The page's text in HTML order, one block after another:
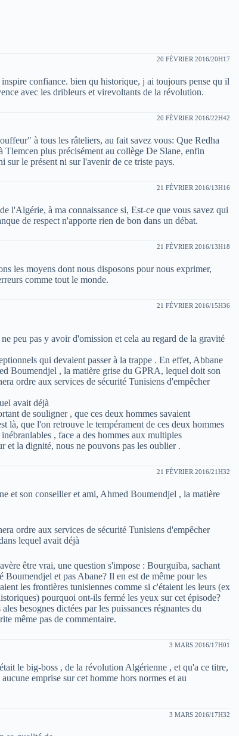
20 FÉVRIER 2016/20H17
confiance. bien qu historique, j ai toujours pense qu il
avec les dribleurs et virevoltants de la révolution.
20 FÉVRIER 2016/22H42
à tous les râteliers, au fait savez vous: Que Redha
Tlemcen plus précisément au collège De Slane, enfin
le présent ni sur l'avenir de ce triste pays.
21 FÉVRIER 2016/13H16
l'Algérie, à ma connaissance si, Est-ce que vous savez qui
de respect n'apporte rien de bon dans un débat.
21 FÉVRIER 2016/13H18
les moyens dont nous disposons pour nous exprimer,
comme tout le monde.
21 FÉVRIER 2016/15H36
peu pas y avoir d'omission et cela au regard de la gravité
qui devaient passer à la trappe . En effet, Abbane
Boumendjel , la matière grise du GPRA, lequel doit son
ordre aux services de sécurité Tunisiens d'empêcher
avait déjà
de souligner , que ces deux hommes savaient
là, que l'on retrouve le tempérament de ces deux hommes
, face a des hommes aux multiples
et la dignité, nous ne pouvons pas les oublier .
21 FÉVRIER 2016/21H32
et son conseiller et ami, Ahmed Boumendjel , la matière
ordre aux services de sécurité Tunisiens d'empêcher
lequel avait déjà
être vrai, une question s'impose : Bourguiba, sachant
et pas Abane? Il en est de même pour les
les frontières tunisiennes comme si c'étaient les leurs (ex
pourquoi ont-ils fermé les yeux sur cet épisode?
besognes dictées par les puissances régnantes du
même pas de commentaire.
3 MARS 2016/17H01
le big-boss , de la révolution Algérienne , et qu'a ce titre,
emprise sur cet homme hors normes et au
3 MARS 2016/17H32